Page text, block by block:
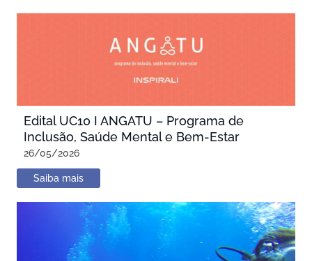
Edital UC10 I ANGATU – Programa de
Inclusão, Saúde Mental e Bem-Estar
26/05/2026
Saiba mais